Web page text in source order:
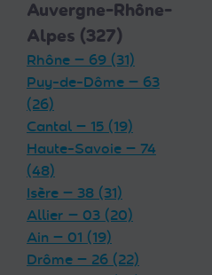
Auvergne-Rhône-
Alpes (327)
Rhône — 69 (31)
Puy-de-Dôme — 63
(26)
Cantal — 15 (19)
Haute-Savoie — 74
(48)
Isère — 38 (31)
Allier — 03 (20)
Ain — 01 (19)
Drôme — 26 (22)